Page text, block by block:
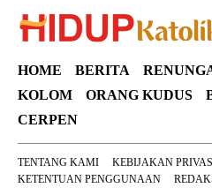
HOME BERITA
KOLOM
ORANG KUDUS
CERPEN
TENTANG KAMI
KEBIJAKAN
KETENTUAN PENGGUNAAN